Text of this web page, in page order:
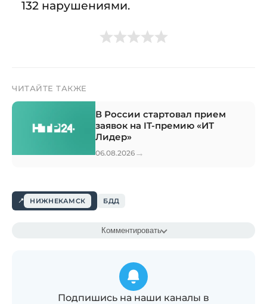
132 нарушениями.
ЧИТАЙТЕ ТАКЖЕ
В России стартовал прием
заявок на IT-премию «ИТ
Лидер»
06.08.2026 →
НИЖНЕКАМСК БДД
Комментировать
Подпишись на наши каналы в